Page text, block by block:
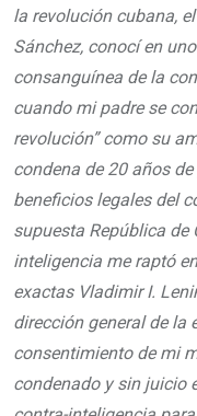
la revolución cubana,
Sánchez, conocí en
consanguínea de la
cuando mi padre se
revolución” como su
condena de 20 años
beneficios legales del
supuesta República de
inteligencia me raptó
exactas Vladimir I.
dirección general de la
consentimiento de mi
condenado y sin juicio